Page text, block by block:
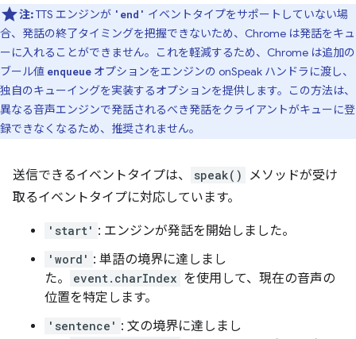
注:TTS エンジンが 'end' イベントタイプをサポートしていない場
合、発話の終了タイミングを把握できないため、Chrome は発話をキュ
ーに入れることができません。これを軽減するため、Chrome は追加の
ブール値 enqueue オプションをエンジンの onSpeak ハンドラに渡し、
独自のキューイングを実装するオプションを提供します。この方法は、
異なる音声エンジンで発話されるべき発話をクライアントがキューに登
録できなくなるため、推奨されません。
送信できるイベントタイプは、 speak()
メソッドが受け
取るイベントタイプに対応しています。
'start' : エンジンが発話を開始しました。
'word' : 単語の境界に達しまし
た。
event.charIndex を使用して、現在の音声の
位置を特定します。
'sentence' : 文の境界に達しまし